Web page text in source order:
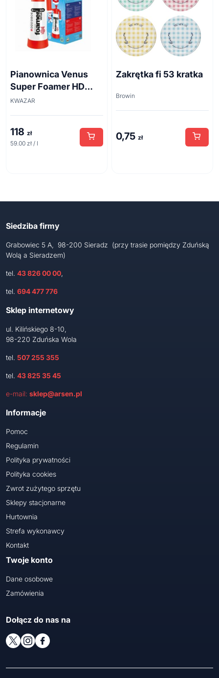
Pianownica Venus
Super Foamer HD
acid line 2L
KWAZAR
118 zł
59.00 zł / l
Zakrętka fi 53 kratka
Browin
0,75 zł
Siedziba firmy
Grabowiec 5 A, 98-200 Sieradz (przy trasie pomiędzy Zduńską
Wolą a Sieradzem)
tel. 43 826 00 00,
tel. 694 477 776
Sklep internetowy
ul. Kilińskiego 8-10,
98-220 Zduńska Wola
tel. 507 255 355
tel. 43 825 35 45
e-mail: sklep@arsen.pl
Informacje
Pomoc
Regulamin
Polityka prywatności
Polityka cookies
Zwrot zużytego sprzętu
Sklepy stacjonarne
Hurtownia
Strefa wykonawcy
Kontakt
Twoje konto
Dane osobowe
Zamówienia
Dołącz do nas na